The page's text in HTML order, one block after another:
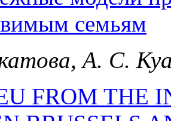
семьям
А. С.
FROM THE